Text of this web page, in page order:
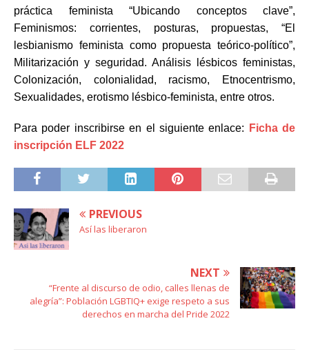
práctica feminista “Ubicando conceptos clave”,
Feminismos: corrientes, posturas, propuestas, “El
lesbianismo feminista como propuesta teórico-político”,
Militarización y seguridad. Análisis lésbicos feministas,
Colonización, colonialidad, racismo, Etnocentrismo,
Sexualidades, erotismo lésbico-feminista, entre otros.
Para poder inscribirse en el siguiente enlace:
Ficha de
inscripción ELF 2022
PREVIOUS
Así las liberaron
NEXT
“Frente al discurso de odio, calles llenas de
alegría”: Población LGBTIQ+ exige respeto a sus
derechos en marcha del Pride 2022